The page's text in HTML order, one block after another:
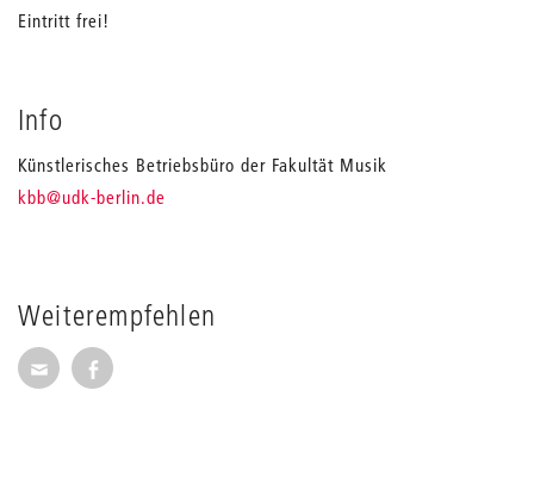
Weiterempfehlen
Seite per E-Mail weiterempfehlen
Seite auf Facebook weiterempfehlen
Eintritt frei!
Info
Künstlerisches Betriebsbüro der Fakultät Musik
kbb_
@udk-berlin.de